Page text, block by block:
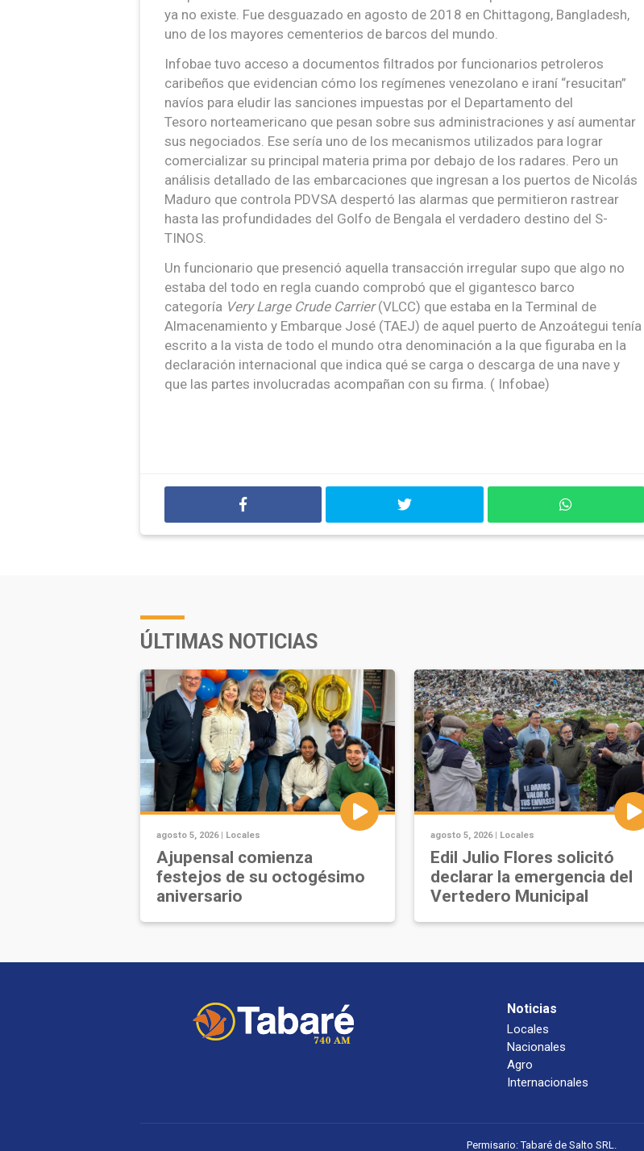
ya no existe. Fue desguazado en agosto de 2018 en Chittagong, Bangladesh,
uno de los mayores cementerios de barcos del mundo.
Infobae tuvo acceso a documentos filtrados por funcionarios petroleros
caribeños que evidencian cómo los regímenes venezolano e iraní “resucitan”
navíos para eludir las sanciones impuestas por el Departamento del
Tesoro norteamericano que pesan sobre sus administraciones y así aumentar
sus negociados. Ese sería uno de los mecanismos utilizados para lograr
comercializar su principal materia prima por debajo de los radares. Pero un
análisis detallado de las embarcaciones que ingresan a los puertos de Nicolás
Maduro que controla PDVSA despertó las alarmas que permitieron rastrear
hasta las profundidades del Golfo de Bengala el verdadero destino del S-
TINOS.
Un funcionario que presenció aquella transacción irregular supo que algo no
estaba del todo en regla cuando comprobó que el gigantesco barco
categoría Very Large Crude Carrier(VLCC) que estaba en la Terminal de
Almacenamiento y Embarque José (TAEJ) de aquel puerto de Anzoátegui tenía
escrito a la vista de todo el mundo otra denominación a la que figuraba en la
declaración internacional que indica qué se carga o descarga de una nave y
que las partes involucradas acompañan con su firma. ( Infobae)
ÚLTIMAS NOTICIAS
agosto 5, 2026 | Locales
Ajupensal comienza
festejos de su octogésimo
aniversario
agosto 5, 2026 | Locales
Edil Julio Flores solicitó
declarar la emergencia del
Vertedero Municipal
Noticias
Locales
Nacionales
Agro
Internacionales
Permisario: Tabaré de Salto SRL.